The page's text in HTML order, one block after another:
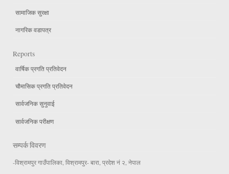
सामाजिक सुरक्षा
नागरिक वडापत्र
Reports
वार्षिक प्रगति प्रतिवेदन
चौमासिक प्रगति प्रतिवेदन
सार्वजनिक सुनुवाई
सार्वजनिक परीक्षण
सम्पर्क विवरण
-विश्रामपुर गाउँपालिका, विश्रामपुर- बारा, प्रदेश नं २, नेपाल